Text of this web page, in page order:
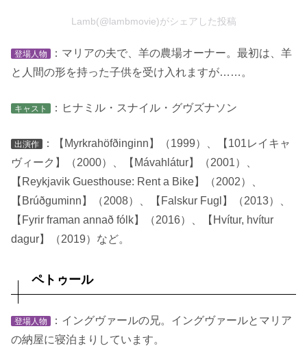
Lamb(@lambmovie)がシェアした投稿
登場人物
：マリアの夫で、羊の農場オーナー。最初は、羊
と人間の形を持った子供を受け入れますが……。
キャスト ：ヒナミル・スナイル・グヴズナソン
出演作
：【Myrkrahöfðinginn】（1999）、【101レイキャ
ヴィーク】（2000）、【Mávahlátur】（2001）、
【Reykjavik Guesthouse: Rent a Bike】（2002）、
【Brúðguminn】（2008）、【Falskur Fugl】（2013）、
【Fyrir framan annað fólk】（2016）、【Hvítur, hvítur
dagur】（2019）など。
ペトゥール
登場人物
：イングヴァールの兄。イングヴァールとマリア
の納屋に寝泊まりしています。